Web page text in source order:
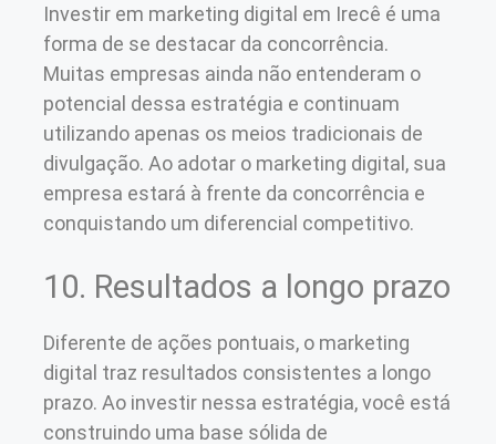
Investir em marketing digital em Irecê é uma
forma de se destacar da concorrência.
Muitas empresas ainda não entenderam o
potencial dessa estratégia e continuam
utilizando apenas os meios tradicionais de
divulgação. Ao adotar o marketing digital, sua
empresa estará à frente da concorrência e
conquistando um diferencial competitivo.
10. Resultados a longo prazo
Diferente de ações pontuais, o marketing
digital traz resultados consistentes a longo
prazo. Ao investir nessa estratégia, você está
construindo uma base sólida de